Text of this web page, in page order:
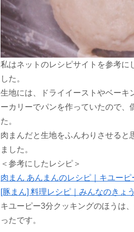
私はネットのレシピサイトを参考に
した。
生地には、ドライイーストやベーキ
ーカリーでパンを作っていたので、
た。
肉まんだと生地をふんわりさせると
ました。
＜参考にしたレシピ＞
肉まん あんまんのレシピ｜キユー
[豚まん] 料理レシピ｜みんなのきょ
キユーピー3分クッキングのほうは
ったです。